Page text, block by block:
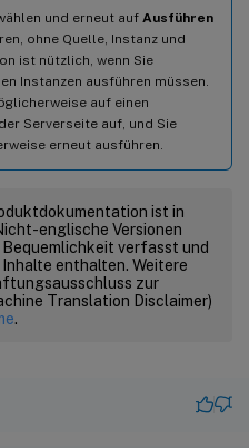
und erneut auf Ausführen
ohne Quelle, Instanz und
ist nützlich, wenn Sie
Instanzen ausführen müssen.
auf einen
Serverseite auf, und Sie
erneut ausführen.
ist in
englische Versionen
verfasst und
enthalten. Weitere
zur
Translation Disclaimer)
.